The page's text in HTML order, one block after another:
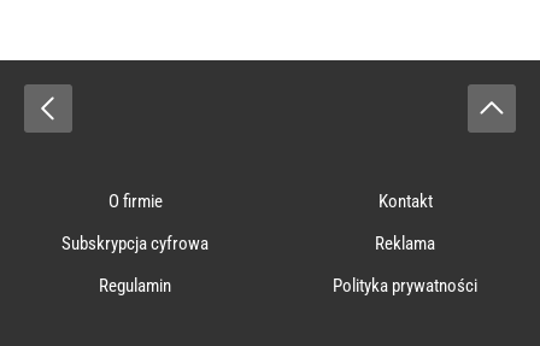
O firmie
Kontakt
Subskrypcja cyfrowa
Reklama
Regulamin
Polityka prywatności